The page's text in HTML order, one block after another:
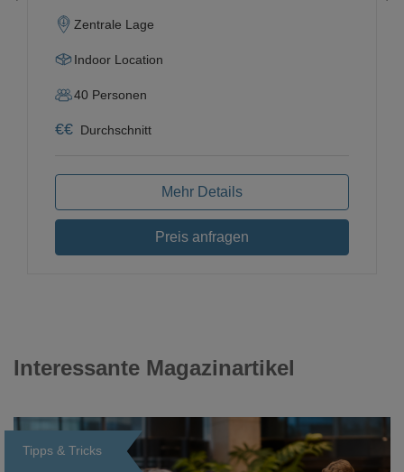
Zentrale Lage
Indoor Location
40 Personen
€€ Durchschnitt
Mehr Details
Preis anfragen
Interessante Magazinartikel
Tipps & Tricks